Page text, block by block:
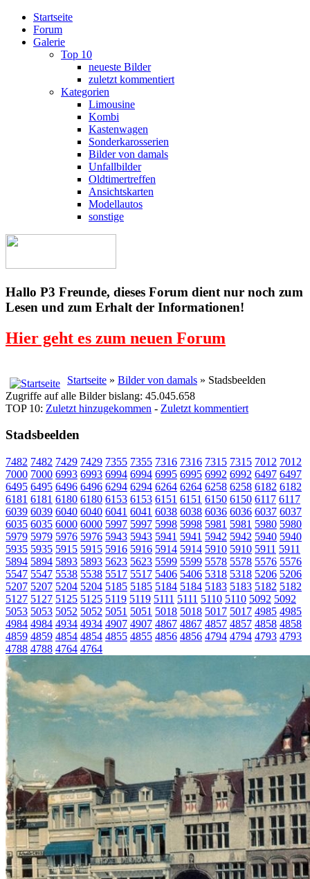
Startseite
Forum
Galerie
Top 10
neueste Bilder
zuletzt kommentiert
Kategorien
Limousine
Kombi
Kastenwagen
Sonderkarosserien
Bilder von damals
Unfallbilder
Oldtimertreffen
Ansichtskarten
Modellautos
sonstige
Hallo P3 Freunde, dieses Forum dient nur noch zum
Lesen und zum Erhalt der Informationen!
Hier geht es zum neuen Forum
Startseite » Bilder von damals » Stadsbeelden
Zugriffe auf alle Bilder bislang: 45.045.658
TOP 10: Zuletzt hinzugekommen - Zuletzt kommentiert
Stadsbeelden
7482 7482 7429 7429 7355 7355 7316 7316 7315 7315 7012 7012
7000 7000 6993 6993 6994 6994 6995 6995 6992 6992 6497 6497
6495 6495 6496 6496 6294 6294 6264 6264 6258 6258 6182 6182
6181 6181 6180 6180 6153 6153 6151 6151 6150 6150 6117 6117
6039 6039 6040 6040 6041 6041 6038 6038 6036 6036 6037 6037
6035 6035 6000 6000 5997 5997 5998 5998 5981 5981 5980 5980
5979 5979 5976 5976 5943 5943 5941 5941 5942 5942 5940 5940
5935 5935 5915 5915 5916 5916 5914 5914 5910 5910 5911 5911
5894 5894 5893 5893 5623 5623 5599 5599 5578 5578 5576 5576
5547 5547 5538 5538 5517 5517 5406 5406 5318 5318 5206 5206
5207 5207 5204 5204 5185 5185 5184 5184 5183 5183 5182 5182
5127 5127 5125 5125 5119 5119 5111 5111 5110 5110 5092 5092
5053 5053 5052 5052 5051 5051 5018 5018 5017 5017 4985 4985
4984 4984 4934 4934 4907 4907 4867 4867 4857 4857 4858 4858
4859 4859 4854 4854 4855 4855 4856 4856 4794 4794 4793 4793
4788 4788 4764 4764